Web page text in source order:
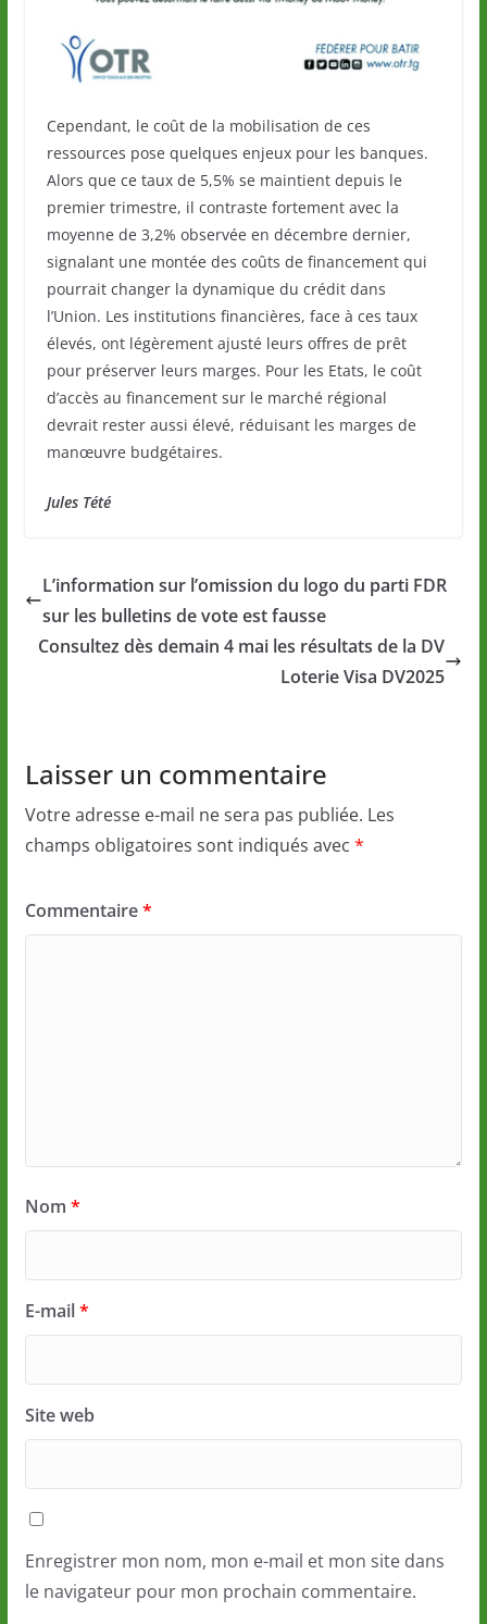
Cependant, le coût de la mobilisation de ces
ressources pose quelques enjeux pour les banques.
Alors que ce taux de 5,5% se maintient depuis le
premier trimestre, il contraste fortement avec la
moyenne de 3,2% observée en décembre dernier,
signalant une montée des coûts de financement qui
pourrait changer la dynamique du crédit dans
l’Union. Les institutions financières, face à ces taux
élevés, ont légèrement ajusté leurs offres de prêt
pour préserver leurs marges. Pour les Etats, le coût
d’accès au financement sur le marché régional
devrait rester aussi élevé, réduisant les marges de
manœuvre budgétaires.
Jules Tété
L’information sur l’omission du logo du parti FDR
sur les bulletins de vote est fausse
Consultez dès demain 4 mai les résultats de la DV
Loterie Visa DV2025
Laisser un commentaire
Votre adresse e-mail ne sera pas publiée. Les
champs obligatoires sont indiqués avec *
Commentaire*
Nom *
E-mail*
Site web
Enregistrer mon nom, mon e-mail et mon site dans
le navigateur pour mon prochain commentaire.